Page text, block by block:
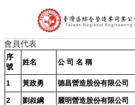
首頁
公會簡介
理事長的話
處長的話
會員代表
會員代表
序
號
姓名 公 司 名 稱
1 黃政勇 德昌營造股份有限公司
2 劉叔綱 麗明營造股份有限公司